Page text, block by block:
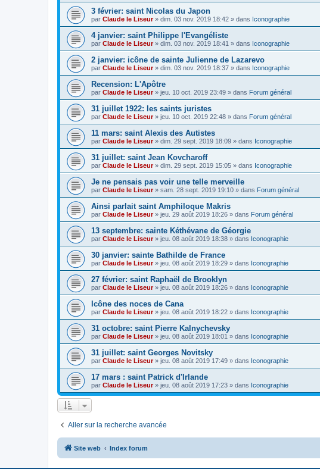
3 février: saint Nicolas du Japon
par Claude le Liseur» dim. 03 nov. 2019 18:42 » dans Iconographie
4 janvier: saint Philippe l'Evangéliste
par Claude le Liseur» dim. 03 nov. 2019 18:41 » dans Iconographie
2 janvier: icône de sainte Julienne de Lazarevo
par Claude le Liseur» dim. 03 nov. 2019 18:37 » dans Iconographie
Recension: L'Apôtre
par Claude le Liseur» jeu. 10 oct. 2019 23:49 » dans Forum général
31 juillet 1922: les saints juristes
par Claude le Liseur» jeu. 10 oct. 2019 22:48 » dans Forum général
11 mars: saint Alexis des Autistes
par Claude le Liseur» dim. 29 sept. 2019 18:09 » dans Iconographie
31 juillet: saint Jean Kovcharoff
par Claude le Liseur» dim. 29 sept. 2019 15:05 » dans Iconographie
Je ne pensais pas voir une telle merveille
par Claude le Liseur» sam. 28 sept. 2019 19:10 » dans Forum général
Ainsi parlait saint Amphiloque Makris
par Claude le Liseur» jeu. 29 août 2019 18:26 » dans Forum général
13 septembre: sainte Kéthévane de Géorgie
par Claude le Liseur» jeu. 08 août 2019 18:38 » dans Iconographie
30 janvier: sainte Bathilde de France
par Claude le Liseur» jeu. 08 août 2019 18:29 » dans Iconographie
27 février: saint Raphaël de Brooklyn
par Claude le Liseur» jeu. 08 août 2019 18:26 » dans Iconographie
Icône des noces de Cana
par Claude le Liseur» jeu. 08 août 2019 18:22 » dans Iconographie
31 octobre: saint Pierre Kalnychevsky
par Claude le Liseur» jeu. 08 août 2019 18:01 » dans Iconographie
31 juillet: saint Georges Novitsky
par Claude le Liseur» jeu. 08 août 2019 17:49 » dans Iconographie
17 mars : saint Patrick d'Irlande
par Claude le Liseur» jeu. 08 août 2019 17:23 » dans Iconographie
Aller sur la recherche avancée
Site web Index forum